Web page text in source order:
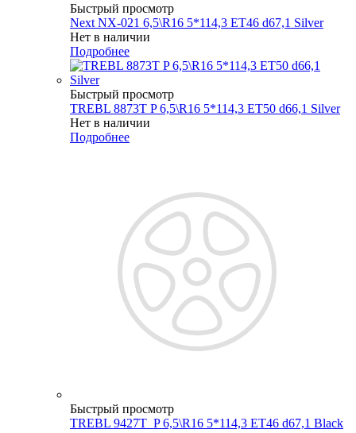
Быстрый просмотр
Next NX-021 6,5\R16 5*114,3 ET46 d67,1 Silver
Нет в наличии
Подробнее
Быстрый просмотр
TREBL 8873T P 6,5\R16 5*114,3 ET50 d66,1 Silver
Нет в наличии
Подробнее
Быстрый просмотр
TREBL 9427T_P 6,5\R16 5*114,3 ET46 d67,1 Black